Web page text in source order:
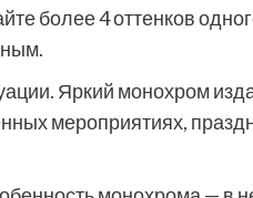
более 4 оттенков
Яркий монохром
мероприятиях,